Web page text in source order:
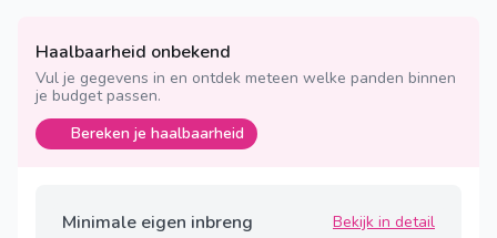
Haalbaarheid onbekend
Vul je gegevens in en ontdek meteen welke panden binnen
je budget passen.
Bereken je haalbaarheid
Minimale eigen inbreng Bekijk in detail